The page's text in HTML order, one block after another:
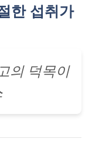
한 섭취가
의 덕목이